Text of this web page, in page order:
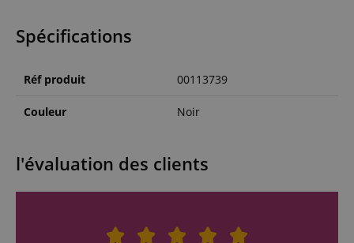
Spécifications
Réf produit 00113739
Couleur Noir
l'évaluation des clients